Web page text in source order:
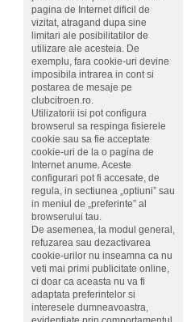
pagina de Internet dificil de
vizitat, atragand dupa sine
limitari ale posibilitatilor de
utilizare ale acesteia. De
exemplu, fara cookie-uri devine
imposibila intrarea in cont si
postarea de mesaje pe
clubcitroen.ro.
Utilizatorii isi pot configura
browserul sa respinga fisierele
cookie sau sa fie acceptate
cookie-uri de la o pagina de
Internet anume. Aceste
configurari pot fi accesate, de
regula, in sectiunea „optiuni” sau
in meniul de „preferinte” al
browserului tau.
De asemenea, la modul general,
refuzarea sau dezactivarea
cookie-urilor nu inseamna ca nu
veti mai primi publicitate online,
ci doar ca aceasta nu va fi
adaptata preferintelor si
interesele dumneavoastra,